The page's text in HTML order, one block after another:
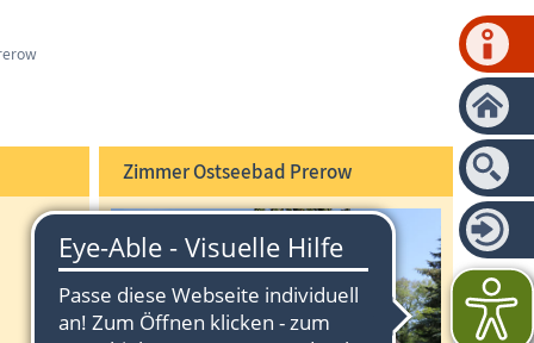
Zimmer Ostseebad Prerow